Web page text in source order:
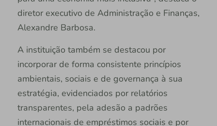
diretor executivo de Administração e Finanças,
Alexandre Barbosa.
A instituição também se destacou por
incorporar de forma consistente princípios
ambientais, sociais e de governança à sua
estratégia, evidenciados por relatórios
transparentes, pela adesão a padrões
internacionais de empréstimos sociais e por